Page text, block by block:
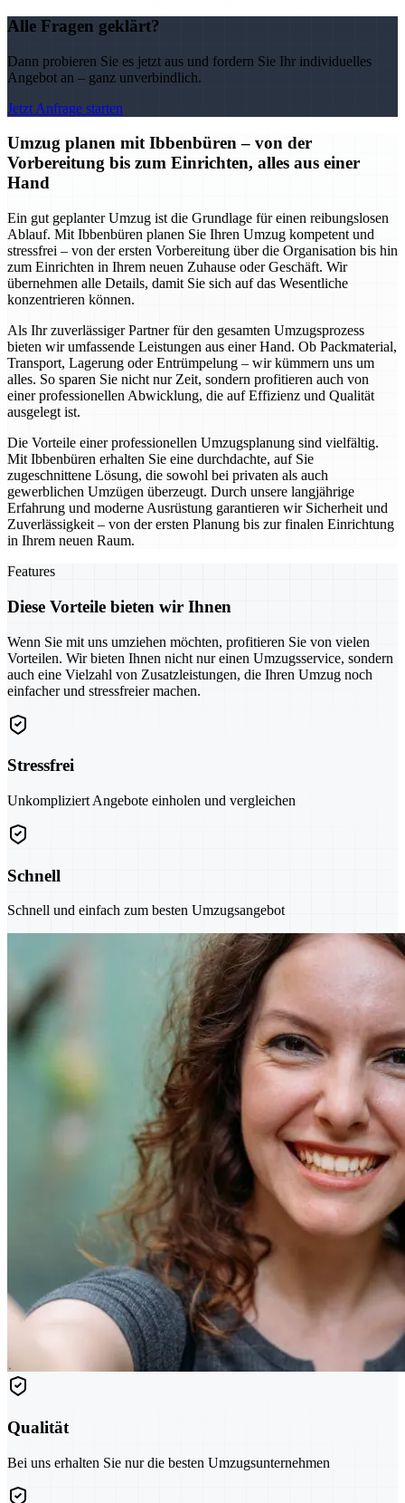
Alle Fragen geklärt?
Dann probieren Sie es jetzt aus und fordern Sie Ihr individuelles
Angebot an – ganz unverbindlich.
Jetzt Anfrage starten
Umzug planen mit Ibbenbüren – von der
Vorbereitung bis zum Einrichten, alles aus einer
Hand
Ein gut geplanter Umzug ist die Grundlage für einen reibungslosen
Ablauf. Mit Ibbenbüren planen Sie Ihren Umzug kompetent und
stressfrei – von der ersten Vorbereitung über die Organisation bis hin
zum Einrichten in Ihrem neuen Zuhause oder Geschäft. Wir
übernehmen alle Details, damit Sie sich auf das Wesentliche
konzentrieren können.
Als Ihr zuverlässiger Partner für den gesamten Umzugsprozess
bieten wir umfassende Leistungen aus einer Hand. Ob Packmaterial,
Transport, Lagerung oder Entrümpelung – wir kümmern uns um
alles. So sparen Sie nicht nur Zeit, sondern profitieren auch von
einer professionellen Abwicklung, die auf Effizienz und Qualität
ausgelegt ist.
Die Vorteile einer professionellen Umzugsplanung sind vielfältig.
Mit Ibbenbüren erhalten Sie eine durchdachte, auf Sie
zugeschnittene Lösung, die sowohl bei privaten als auch
gewerblichen Umzügen überzeugt. Durch unsere langjährige
Erfahrung und moderne Ausrüstung garantieren wir Sicherheit und
Zuverlässigkeit – von der ersten Planung bis zur finalen Einrichtung
in Ihrem neuen Raum.
Features
Diese Vorteile bieten wir Ihnen
Wenn Sie mit uns umziehen möchten, profitieren Sie von vielen
Vorteilen. Wir bieten Ihnen nicht nur einen Umzugsservice, sondern
auch eine Vielzahl von Zusatzleistungen, die Ihren Umzug noch
einfacher und stressfreier machen.
Stressfrei
Unkompliziert Angebote einholen und vergleichen
Schnell
Schnell und einfach zum besten Umzugsangebot
Qualität
Bei uns erhalten Sie nur die besten Umzugsunternehmen